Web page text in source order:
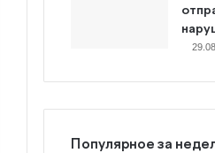
Популярное за